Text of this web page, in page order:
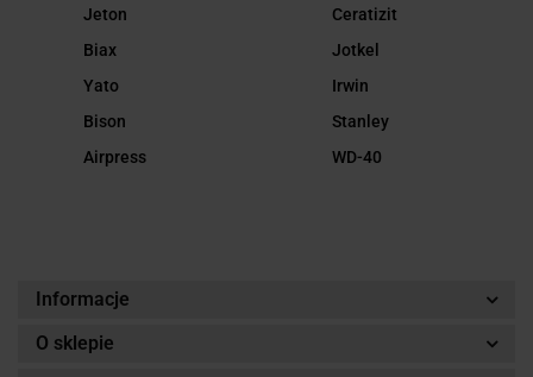
Jeton
Biax
Yato
Bison
Airpress
Ceratizit
Jotkel
Irwin
Stanley
WD-40
Informacje
O sklepie